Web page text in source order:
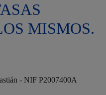
MISMOS.
- NIF P2007400A